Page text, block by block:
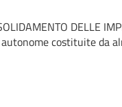
DELLE
costituite da